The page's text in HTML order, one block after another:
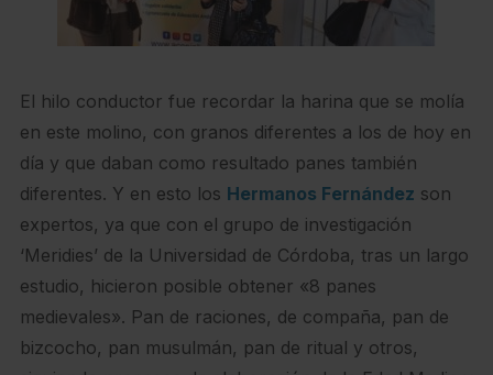
El hilo conductor fue recordar la harina que se molía
en este molino, con granos diferentes a los de hoy en
día y que daban como resultado panes también
diferentes. Y en esto los Hermanos Fernández son
expertos, ya que con el grupo de investigación
‘Meridies’ de la Universidad de Córdoba, tras un largo
estudio, hicieron posible obtener «8 panes
medievales». Pan de raciones, de compaña, pan de
bizcocho, pan musulmán, pan de ritual y otros,